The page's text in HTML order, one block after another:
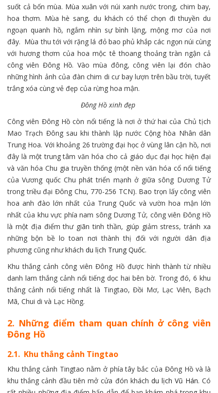
suốt cả bốn mùa. Mùa xuân với núi xanh nước trong, chim bay,
hoa thơm. Mùa hè sang, du khách có thể chọn đi thuyền du
ngoạn quanh hồ, ngắm nhìn sự bình lặng, mộng mơ của nơi
đây. Mùa thu tới với rặng lá đỏ bao phủ khắp các ngọn núi cùng
với hương thơm của hoa mộc tê thoang thoảng tràn ngận cả
công viên Đông Hồ. Vào mùa đông, công viên lại đón chào
những hình ảnh của đàn chim di cư bay lượn trên bầu trời, tuyết
trắng xóa cùng vẻ đẹp của rừng hoa mận.
Đông Hồ xinh đẹp
Công viên Đông Hồ còn nổi tiếng là nơi ở thứ hai của Chủ tịch
Mao Trạch Đông sau khi thành lập nước Cộng hòa Nhân dân
Trung Hoa. Với khoảng 26 trường đại học ở vùng lân cận hồ, nơi
đây là một trung tâm văn hóa cho cả giáo dục đại học hiện đại
và văn hóa Chu gia truyền thống (một nền văn hóa cổ nổi tiếng
của Vương quốc Chu phát triển mạnh ở giữa sông Dương Tử
trong triều đại Đông Chu, 770-256 TCN). Bao trọn lấy công viên
hoa anh đào lớn nhất của Trung Quốc và vườn hoa mận lớn
nhất của khu vực phía nam sông Dương Tử, công viên Đông Hồ
là một địa điểm thư giãn tinh thần, giúp giảm stress, tránh xa
những bộn bề lo toan nơi thành thị đối với người dân địa
phương cũng như khách du lịch Trung Quốc.
Khu thắng cảnh công viên Đông Hồ được hình thành từ nhiều
danh lam thắng cảnh nổi tiếng dọc hai bên bờ. Trong đó, 6 khu
thắng cảnh nổi tiếng nhất là Tingtao, Đồi Mơ, Lạc Viên, Bạch
Mã, Chui di và Lạc Hồng.
2. Những điểm tham quan chính ở công viên
Đông Hồ
2.1. Khu thắng cảnh Tingtao
Khu thắng cảnh Tingtao nằm ở phía tây bắc của Đông Hồ và là
khu thắng cảnh đầu tiên mở cửa đón khách du lịch Vũ Hán. Có